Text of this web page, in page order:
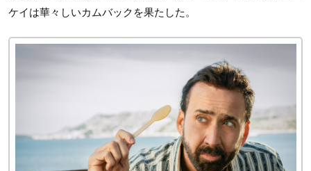
ケイは華々しいカムバックを果たした。